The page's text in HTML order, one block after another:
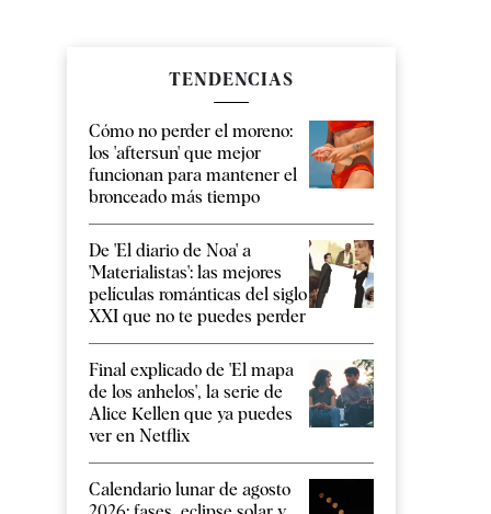
TENDENCIAS
Cómo no perder el moreno:
los 'aftersun' que mejor
funcionan para mantener el
bronceado más tiempo
De 'El diario de Noa' a
'Materialistas': las mejores
películas románticas del siglo
XXI que no te puedes perder
Final explicado de 'El mapa
de los anhelos', la serie de
Alice Kellen que ya puedes
ver en Netflix
Calendario lunar de agosto